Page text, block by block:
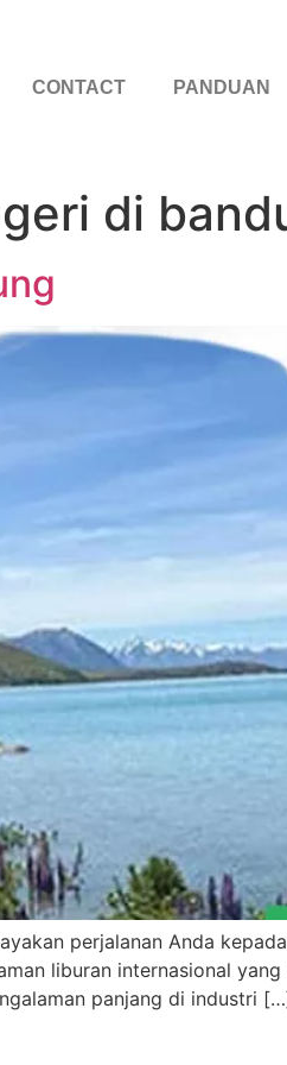
CONTACT PANDUAN
di
perjalanan Anda
liburan internasional
panjang di industri